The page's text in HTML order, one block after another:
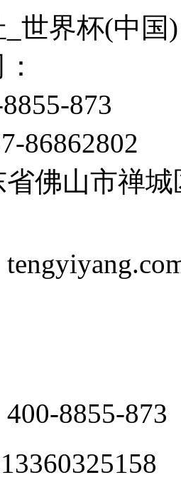
世界杯(中国)
873
86862802
佛山市禅
400-8855-873
13360325158